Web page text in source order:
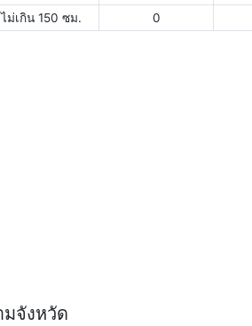
ไม่เกิน 150 ซม. 0
มจังหวัด